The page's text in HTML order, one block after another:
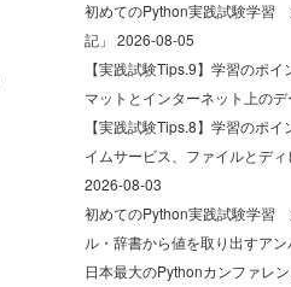
初めてのPython実践試験学習
記」 2026-08-05
【実践試験Tips.9】学習のポ
マットとインターネット上の
【実践試験Tips.8】学習のポ
イムサービス、ファイルとデ
2026-08-03
初めてのPython実践試験学習
ル・辞書から値を取り出すアン
日本最大のPythonカンファレ